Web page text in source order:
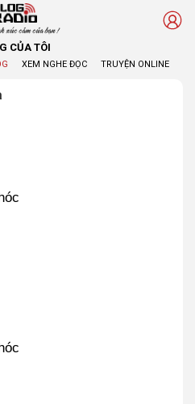
xúc cảm của bạn !
CỦA TÔI
XEM NGHE ĐỌC TRUYỆN ONLINE